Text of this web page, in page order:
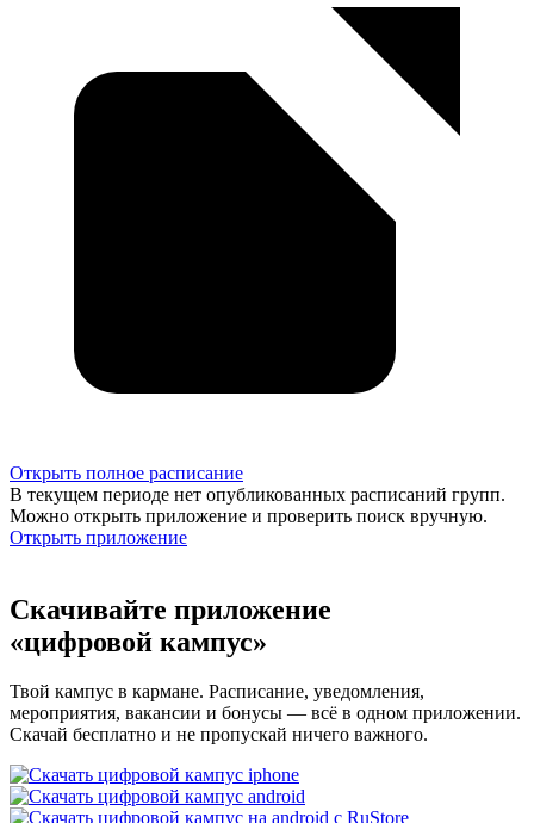
Открыть полное расписание
В текущем периоде нет опубликованных расписаний групп.
Можно открыть приложение и проверить поиск вручную.
Открыть приложение
Скачивайте приложение
«цифровой кампус»
Твой кампус в кармане. Расписание, уведомления,
мероприятия, вакансии и бонусы — всё в одном приложении.
Скачай бесплатно и не пропускай ничего важного.